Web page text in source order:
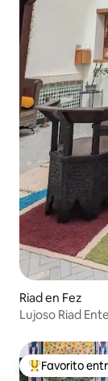
Riad en Fez
Lujoso Riad
Favorito entre
Favorito